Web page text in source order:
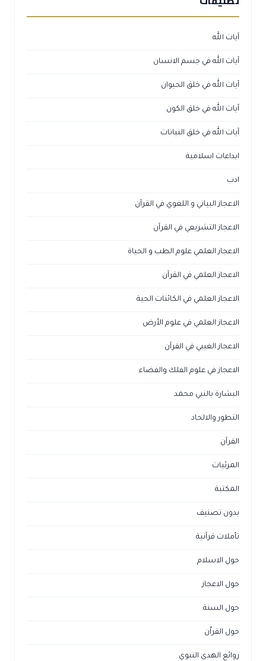
آيات الله
آيات الله في جسم الانسان
آيات الله في خلق الحيوان
آيات الله في خلق الكون
آيات الله في خلق النباتات
ابداعات اسلامية
ادب
الاعجاز البياني و اللغوي في القرآن
الاعجاز التشريعي في القرآن
الاعجاز العلمي علوم الطب و الحياة
الاعجاز العلمي في القرآن
الاعجاز العلمي في الكائنات الحية
الاعجاز العلمي في علوم الأرض
الاعجاز الغيبي في القرآن
الاعجاز في علوم الفلك والفضاء
البشارة بالنبي محمد
التطور والالحاد
القرآن
المرئيات
المكتبة
بدون تصنيف
تأملات قرآنية
حول الاسلام
حول الاعجاز
حول السنة
حول القراّن
روائع الهدى النبوي